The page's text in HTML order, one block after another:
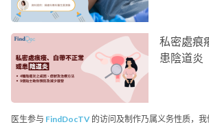
私密處痕
患陰道炎
医生参与 FindDocTV 的访问及制作乃属义务性质，我